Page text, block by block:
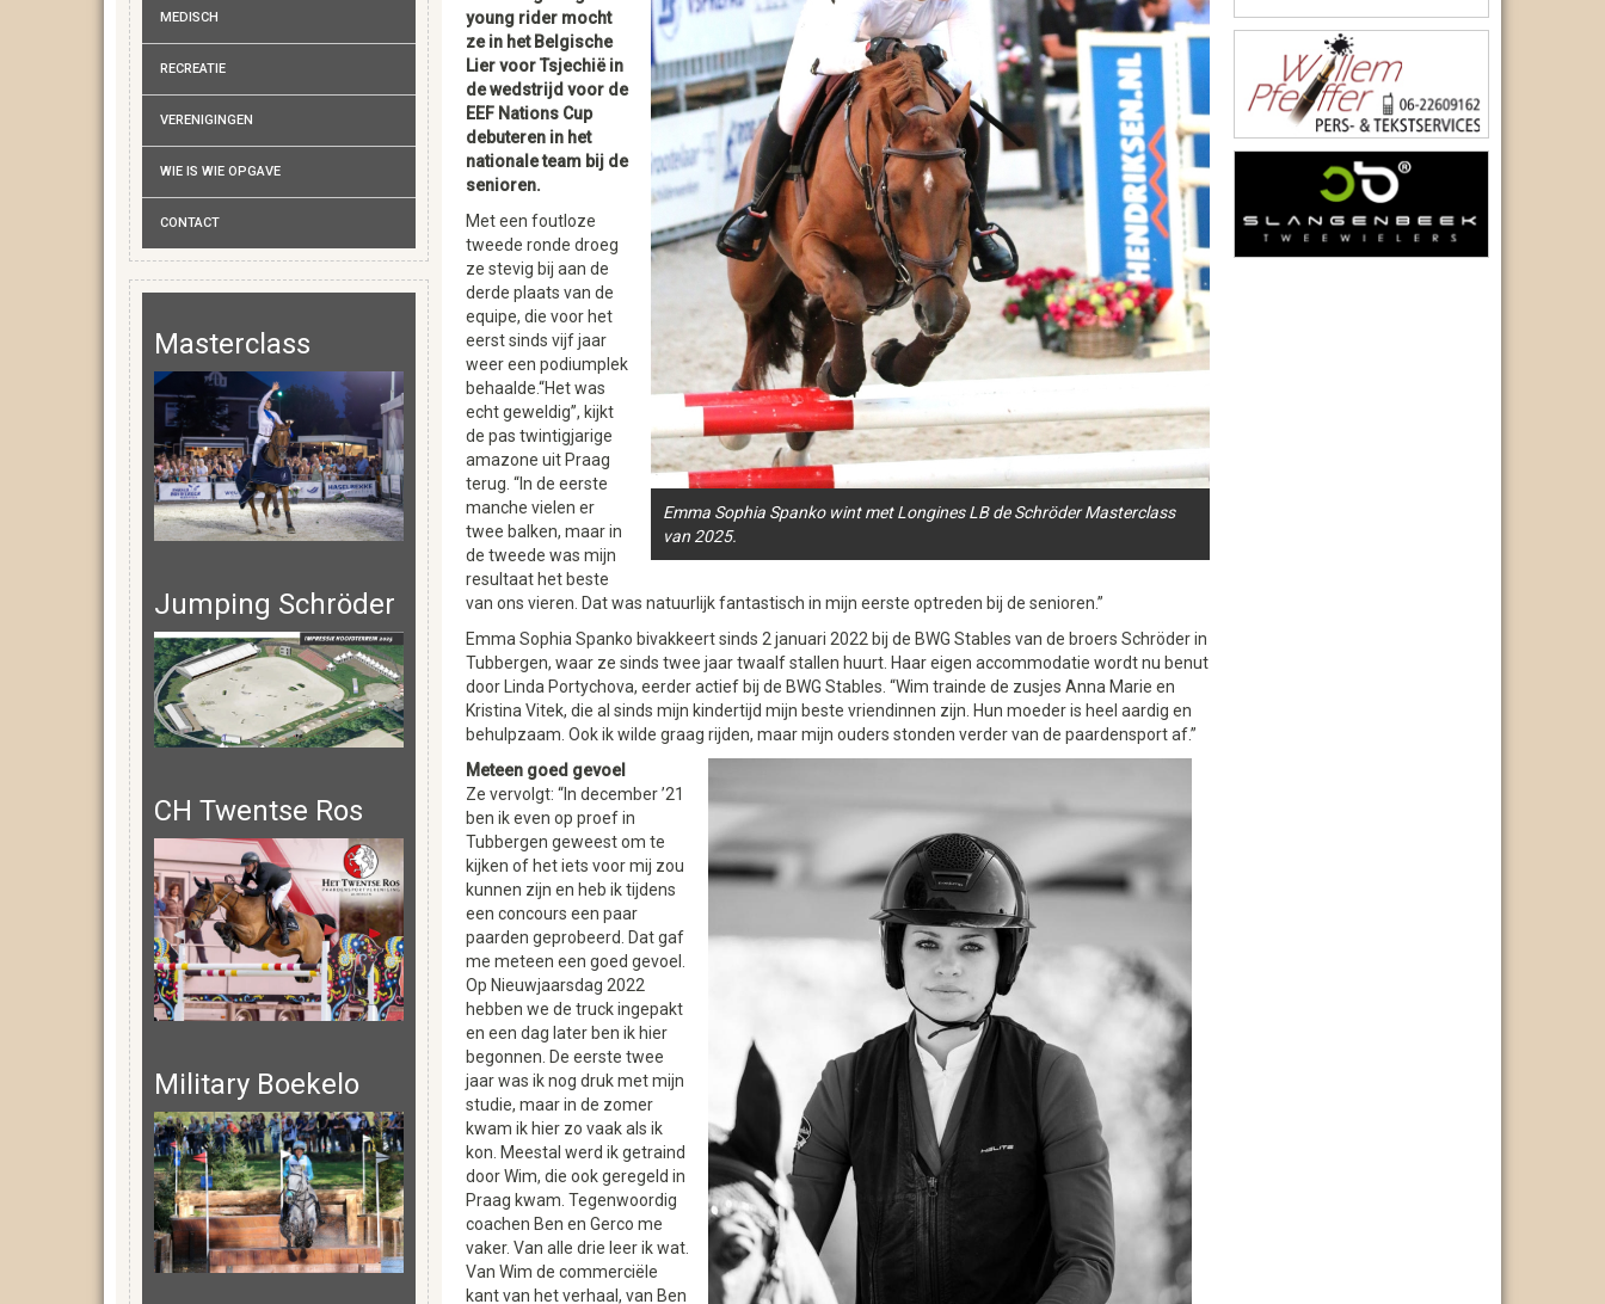
MEDISCH
RECREATIE
VERENIGINGEN
WIE IS WIE OPGAVE
CONTACT
Masterclass
Jumping Schröder
CH Twentse Ros
Military Boekelo
Emma Sophia Spanko wint met Longines LB de Schröder Masterclass
van 2025.
young rider mocht
ze in het Belgische
Lier voor Tsjechië in
de wedstrijd voor de
EEF Nations Cup
debuteren in het
nationale team bij de
senioren.
Met een foutloze
tweede ronde droeg
ze stevig bij aan de
derde plaats van de
equipe, die voor het
eerst sinds vijf jaar
weer een podiumplek
behaalde.“Het was
echt geweldig”, kijkt
de pas twintigjarige
amazone uit Praag
terug. “In de eerste
manche vielen er
twee balken, maar in
de tweede was mijn
resultaat het beste
van ons vieren. Dat was natuurlijk fantastisch in mijn eerste optreden bij de senioren.”
Emma Sophia Spanko bivakkeert sinds 2 januari 2022 bij de BWG Stables van de broers Schröder in
Tubbergen, waar ze sinds twee jaar twaalf stallen huurt. Haar eigen accommodatie wordt nu benut
door Linda Portychova, eerder actief bij de BWG Stables. “Wim trainde de zusjes Anna Marie en
Kristina Vitek, die al sinds mijn kindertijd mijn beste vriendinnen zijn. Hun moeder is heel aardig en
behulpzaam. Ook ik wilde graag rijden, maar mijn ouders stonden verder van de paardensport af.”
Meteen goed gevoel
Ze vervolgt: “In december ’21
ben ik even op proef in
Tubbergen geweest om te
kijken of het iets voor mij zou
kunnen zijn en heb ik tijdens
een concours een paar
paarden geprobeerd. Dat gaf
me meteen een goed gevoel.
Op Nieuwjaarsdag 2022
hebben we de truck ingepakt
en een dag later ben ik hier
begonnen. De eerste twee
jaar was ik nog druk met mijn
studie, maar in de zomer
kwam ik hier zo vaak als ik
kon. Meestal werd ik getraind
door Wim, die ook geregeld in
Praag kwam. Tegenwoordig
coachen Ben en Gerco me
vaker. Van alle drie leer ik wat.
Van Wim de commerciële
kant van het verhaal, van Ben